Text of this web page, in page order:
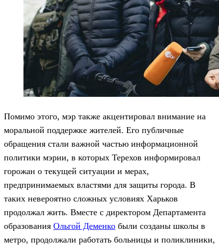
Помимо этого, мэр также акцентировал внимание на
моральной поддержке жителей. Его публичные
обращения стали важной частью информационной
политики мэрии, в которых Терехов информировал
горожан о текущей ситуации и мерах,
предпринимаемых властями для защиты города. В
таких невероятно сложных условиях Харьков
продолжал жить. Вместе с директором Департамента
образования Ольгой Деменко были созданы школы в
метро, продолжали работать больницы и поликлиники,